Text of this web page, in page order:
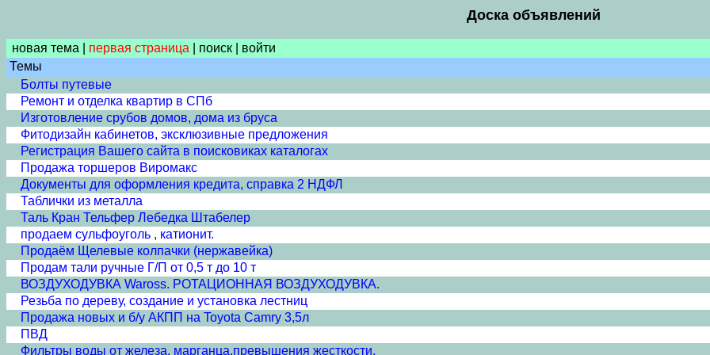
Доска объявлений
новая тема первая страница поиск войти
Темы
Болты путевые
Ремонт и отделка квартир в СПб
Изготовление срубов домов, дома из бруса
Фитодизайн кабинетов, эксклюзивные предложения
Регистрация Вашего сайта в поисковиках каталогах
Продажа торшеров Виромакс
Документы для оформления кредита, справка 2 НДФЛ
Таблички из металла
Таль Кран Тельфер Лебедка Штабелер
продаем сульфоуголь , катионит.
Продаём Щелевые колпачки (нержавейка)
Продам тали ручные Г/П от 0,5 т до 10 т
ВОЗДУХОДУВКА Waross. РОТАЦИОННАЯ ВОЗДУХОДУВКА.
Резьба по дереву, создание и установка лестниц
Продажа новых и б/у АКПП на Toyota Camry 3,5л
ПВД
Фильтры воды от железа, марганца,превышения жесткости.